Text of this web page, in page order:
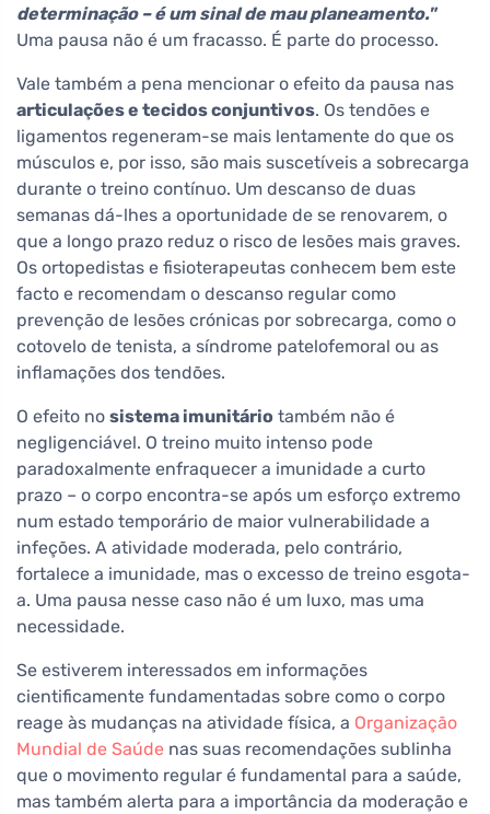
determinação – é um sinal de mau planeamento."
Uma pausa não é um fracasso. É parte do processo.
Vale também a pena mencionar o efeito da pausa nas
articulações e tecidos conjuntivos. Os tendões e
ligamentos regeneram-se mais lentamente do que os
músculos e, por isso, são mais suscetíveis a sobrecarga
durante o treino contínuo. Um descanso de duas
semanas dá-lhes a oportunidade de se renovarem, o
que a longo prazo reduz o risco de lesões mais graves.
Os ortopedistas e fisioterapeutas conhecem bem este
facto e recomendam o descanso regular como
prevenção de lesões crónicas por sobrecarga, como o
cotovelo de tenista, a síndrome patelofemoral ou as
inflamações dos tendões.
O efeito no sistema imunitário também não é
negligenciável. O treino muito intenso pode
paradoxalmente enfraquecer a imunidade a curto
prazo – o corpo encontra-se após um esforço extremo
num estado temporário de maior vulnerabilidade a
infeções. A atividade moderada, pelo contrário,
fortalece a imunidade, mas o excesso de treino esgota-
a. Uma pausa nesse caso não é um luxo, mas uma
necessidade.
Se estiverem interessados em informações
cientificamente fundamentadas sobre como o corpo
reage às mudanças na atividade física, a Organização
Mundial de Saúde nas suas recomendações sublinha
que o movimento regular é fundamental para a saúde,
mas também alerta para a importância da moderação e